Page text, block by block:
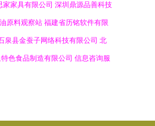
家家具有限公司 深圳鼎源品善科技
原料观察站 福建省历铭软件有限
泉县金蚕子网络科技有限公司 北
色食品制造有限公司 信息咨询服